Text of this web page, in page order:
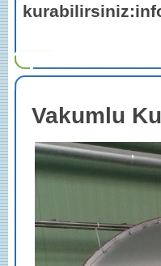
Vakumlu